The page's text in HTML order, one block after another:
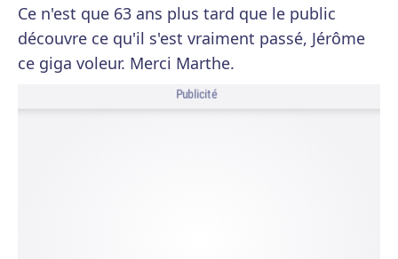
Ce n'est que 63 ans plus tard que le public
découvre ce qu'il s'est vraiment passé, Jérôme
ce giga voleur. Merci Marthe.
Publicité